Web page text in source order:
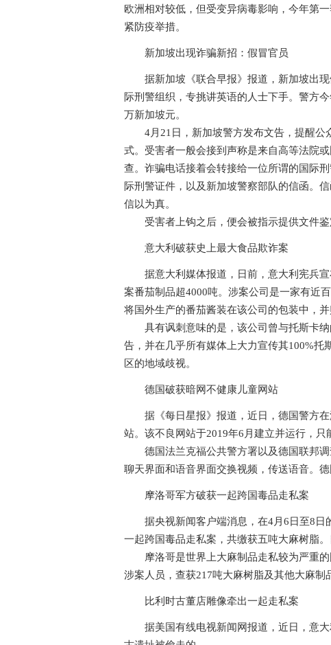
欧洲相对较低，但受变异病毒影响，今年第
紧防疫举措。
新加坡出现诈骗新招：假冒官员
据新加坡《联合早报》报道，新加坡出现
际刑警组织，专挑讲英语的人士下手。警方
万新加坡元。
4月21日，新加坡警方发布文告，提醒公
式。受害者一般会接到声称是来自高等法院
查。诈骗电话接着会转接给一位所谓的国际
际刑警证件，以及新加坡警察部队的信函。
信以为真。
受害者上钩之后，便会被指示提供文件鉴
意大利破获史上最大食品欺诈案
据意大利媒体报道，日前，意大利宪兵宣
案番茄制品超4000吨。涉案公司是一家有近
将国外生产的番茄酱装在该公司的包装中，
具有讽刺意味的是，该公司曾与托斯卡纳
告，并在几乎所有媒体上大力宣传其100%
区的地域歧视。
德国破获暗网不健康儿童网站
据《每日星报》报道，近日，德国警方在
站。该不良网站于2019年6月建立并运行，只
德国法兰克福公共警方署以及德国联邦调
聊天界面和语音界面交换视频，传送语音。
摩洛哥军方破获一起跨国毒品走私案
据央视新闻客户端消息，在4月6日至8日
一起跨国毒品走私案，共缴获五吨大麻树脂
摩洛哥是世界上大麻制品走私较为严重的
涉案人员，查获217吨大麻树脂及其他大麻制
比利时古董店雕像牵出一起走私案
据美国有线电视新闻网报道，近日，意大